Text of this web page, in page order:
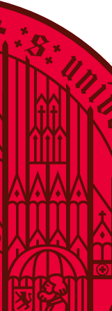
Voßstraße 2,
Klinik für
dem